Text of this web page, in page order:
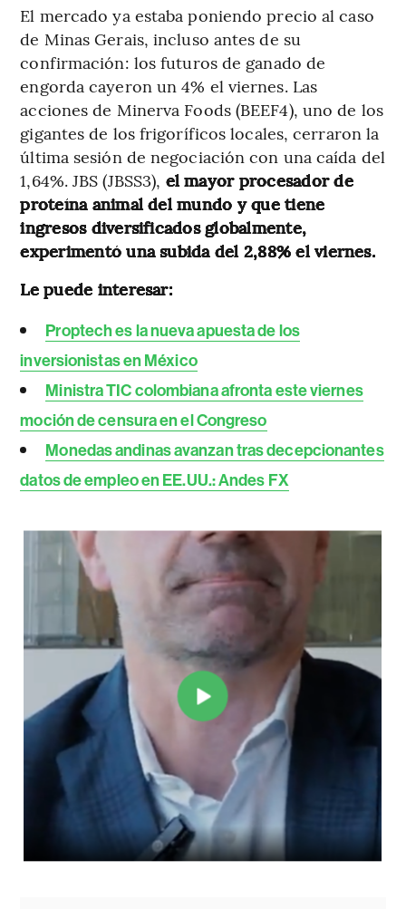
El mercado ya estaba poniendo precio al caso
de Minas Gerais, incluso antes de su
confirmación: los futuros de ganado de
engorda cayeron un 4% el viernes. Las
acciones de Minerva Foods (BEEF4), uno de los
gigantes de los frigoríficos locales, cerraron la
última sesión de negociación con una caída del
1,64%. JBS (JBSS3), el mayor procesador de
proteína animal del mundo y que tiene
ingresos diversificados globalmente,
experimentó una subida del 2,88% el viernes.
Le puede interesar:
Proptech es la nueva apuesta de los
inversionistas en México
Ministra TIC colombiana afronta este viernes
moción de censura en el Congreso
Monedas andinas avanzan tras decepcionantes
datos de empleo en EE.UU.: Andes FX